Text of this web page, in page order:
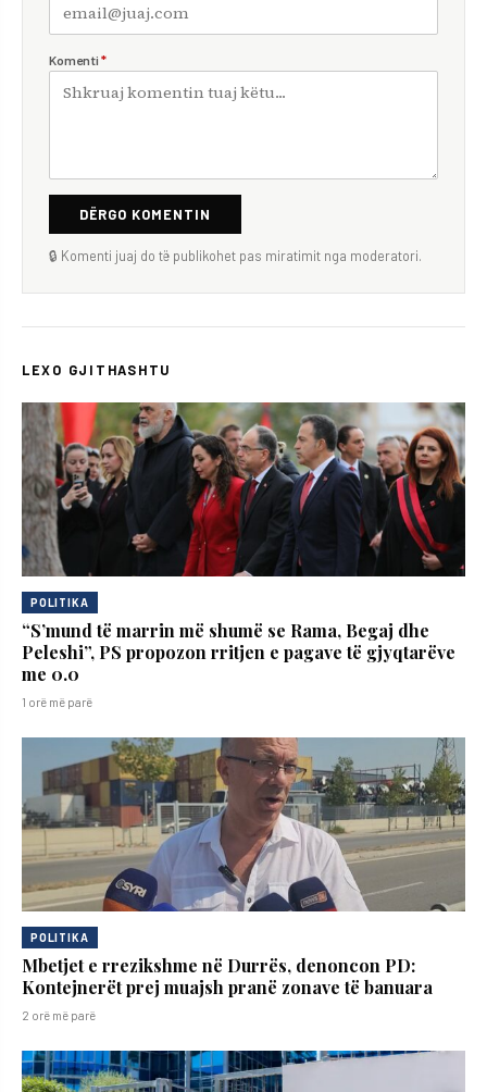
Komenti *
DËRGO KOMENTIN
🔒 Komenti juaj do të publikohet pas miratimit nga moderatori.
LEXO GJITHASHTU
POLITIKA
“S’mund të marrin më shumë se Rama, Begaj dhe
Peleshi”, PS propozon rritjen e pagave të gjyqtarëve
me 0.0
1 orë më parë
POLITIKA
Mbetjet e rrezikshme në Durrës, denoncon PD:
Kontejnerët prej muajsh pranë zonave të banuara
2 orë më parë